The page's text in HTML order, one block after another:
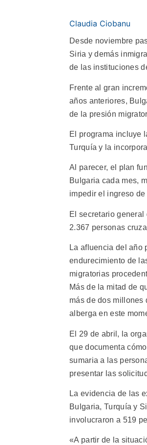
Claudia Ciobanu
Desde noviembre
Siria y demás
de las instituciones
Frente al gran
años anteriores,
de la presión
El programa incluye
Turquía y la
Al parecer, el plan
Bulgaria cada mes,
impedir el ingreso
El secretario
2.367 personas
La afluencia del año
endurecimiento de
migratorias
Más de la mitad de
más de dos millones
alberga en este
El 29 de abril, la
que documenta
sumaria a las
presentar las
La evidencia de las
Bulgaria, Turquía y
involucraron a 519
«A partir de la